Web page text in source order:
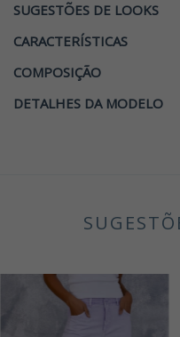
SUGESTÕES DE LOOKS
CARACTERÍSTICAS
COMPOSIÇÃO
DETALHES DA MODELO